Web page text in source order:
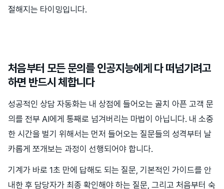
절해지는 타이밍입니다.
처음부터 모든 문의를 인공지능에게 다 떠넘기려고
하면 반드시 체합니다
성공적인 상담 자동화는 내 상점에 들어오는 골치 아픈 고객 문
의를 전부 AI에게 통째로 넘겨버리는 마법이 아닙니다. 내 소중
한 시간을 벌기 위해서는 먼저 들어오는 질문들의 성격부터 날
카롭게 쪼개보는 과정이 선행되어야 합니다.
기계가 바로 1초 만에 답해도 되는 질문, 기본적인 가이드를 안
내한 후 담당자가 최종 확인해야 하는 질문, 그리고 처음부터 숙